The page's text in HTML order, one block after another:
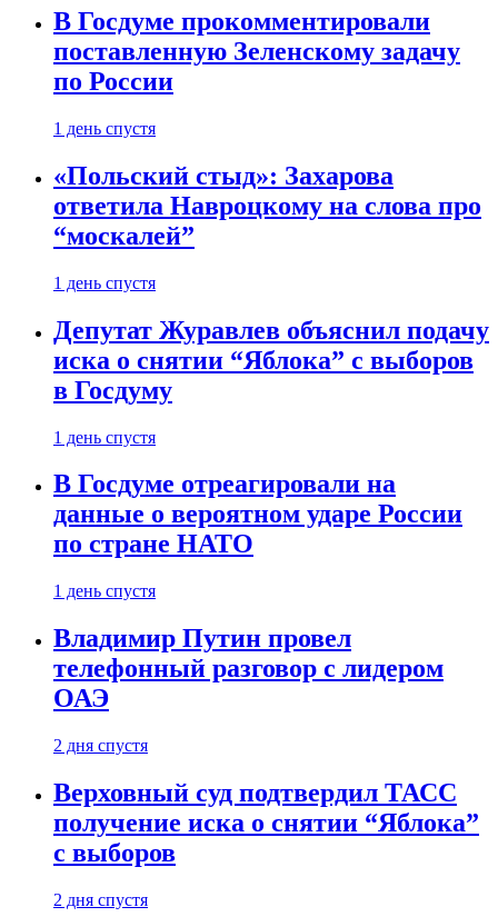
В Госдуме прокомментировали
поставленную Зеленскому задачу
по России
1 день спустя
«Польский стыд»: Захарова
ответила Навроцкому на слова про
“москалей”
1 день спустя
Депутат Журавлев объяснил подачу
иска о снятии “Яблока” с выборов
в Госдуму
1 день спустя
В Госдуме отреагировали на
данные о вероятном ударе России
по стране НАТО
1 день спустя
Владимир Путин провел
телефонный разговор с лидером
ОАЭ
2 дня спустя
Верховный суд подтвердил ТАСС
получение иска о снятии “Яблока”
с выборов
2 дня спустя